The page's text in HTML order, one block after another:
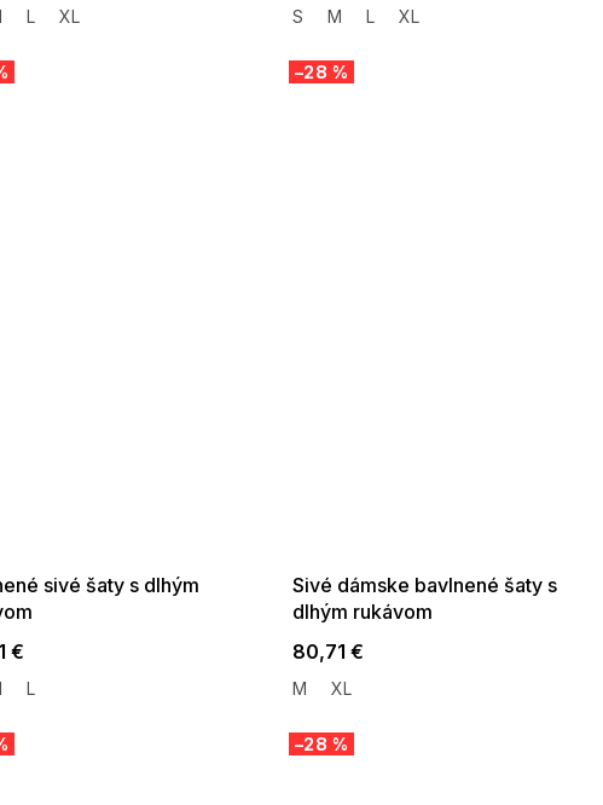
L XL S M L XL
sivé šaty s dlhým
€
L
–28 %
Sivé dámske bavlnené šaty s
dlhým rukávom
80,71 €
M XL
–28 %